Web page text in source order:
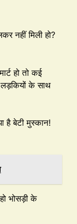
नहीं मिली हो?
हो तो कई
के साथ
है बेटी मुस्कान!
भोसड़ी के